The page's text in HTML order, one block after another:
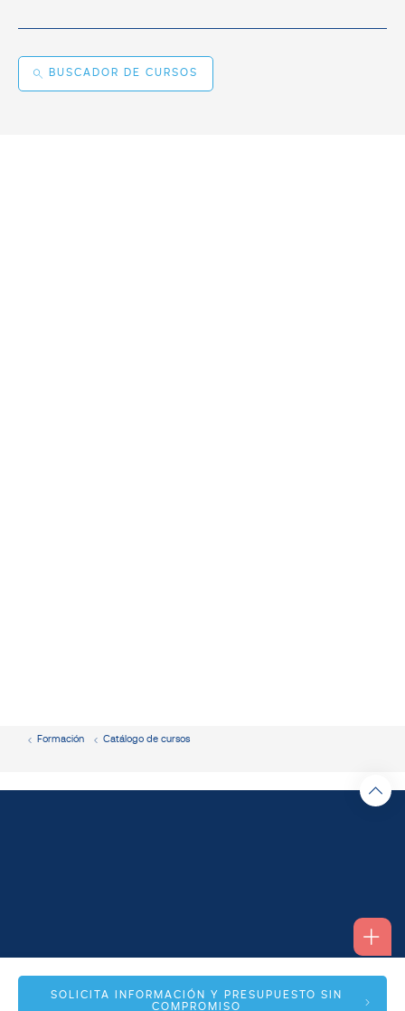
BUSCADOR DE CURSOS
SOLICITA INFORMACIÓN Y PRESUPUESTO SIN
COMPROMISO
Formación Catálogo de cursos
Alfonso I, 17 Planta 1ª